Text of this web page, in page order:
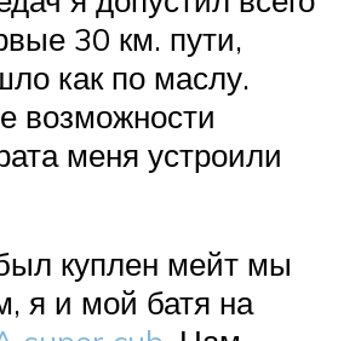
30 км. пути,
как по маслу.
возможности
меня устроили
куплен мейт мы
я и мой батя на